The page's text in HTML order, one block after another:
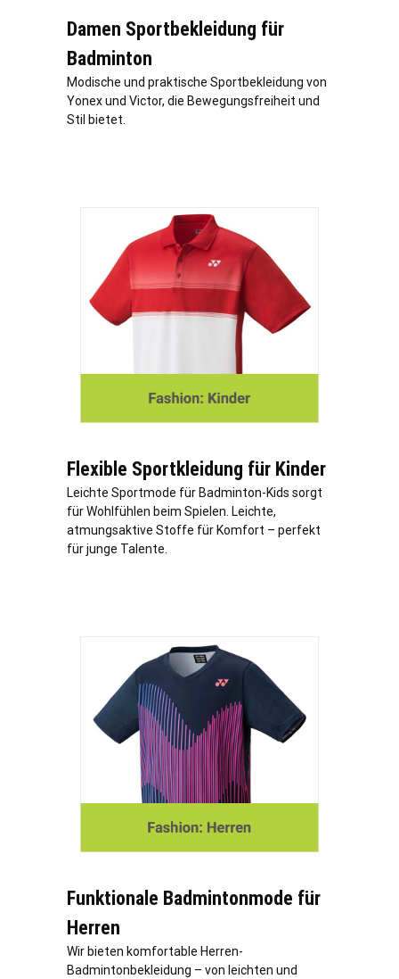
Damen Sportbekleidung für
Badminton
Modische und praktische Sportbekleidung von
Yonex und Victor, die Bewegungsfreiheit und
Stil bietet.
Flexible Sportkleidung für Kinder
Leichte Sportmode für Badminton-Kids sorgt
für Wohlfühlen beim Spielen. Leichte,
atmungsaktive Stoffe für Komfort – perfekt
für junge Talente.
Funktionale Badmintonmode für
Herren
Wir bieten komfortable Herren-
Badmintonbekleidung – von leichten und